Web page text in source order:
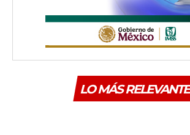
LO MÁS RELEVANTE